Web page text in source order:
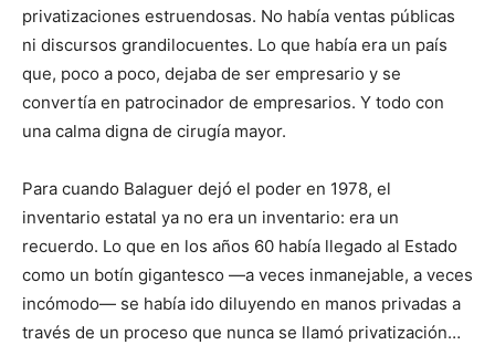
privatizaciones estruendosas. No había ventas públicas
ni discursos grandilocuentes. Lo que había era un país
que, poco a poco, dejaba de ser empresario y se
convertía en patrocinador de empresarios. Y todo con
una calma digna de cirugía mayor.
Para cuando Balaguer dejó el poder en 1978, el
inventario estatal ya no era un inventario: era un
recuerdo. Lo que en los años 60 había llegado al Estado
como un botín gigantesco —a veces inmanejable, a veces
incómodo— se había ido diluyendo en manos privadas a
través de un proceso que nunca se llamó privatización…